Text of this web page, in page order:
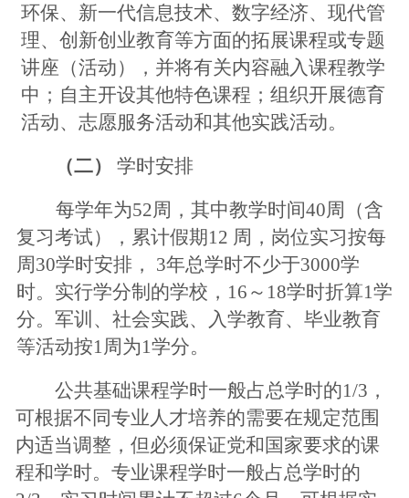
环保、新一代信息技术、数字经济、现代管
理、创新创业教育等方面的拓展课程或专题
讲座（活动），并将有关内容融入课程教学
中；自主开设其他特色课程；组织开展德育
活动、志愿服务活动和其他实践活动。
（二）
学时安排
每学年为52周，其中教学时间40周（含
复习考试），累计假期12 周，岗位实习按每
周30学时安排， 3年总学时不少于3000学
时。实行学分制的学校，16～18学时折算1学
分。军训、社会实践、入学教育、毕业教育
等活动按1周为1学分。
公共基础课程学时一般占总学时的1/3，
可根据不同专业人才培养的需要在规定范围
内适当调整，但必须保证党和国家要求的课
程和学时。专业课程学时一般占总学时的